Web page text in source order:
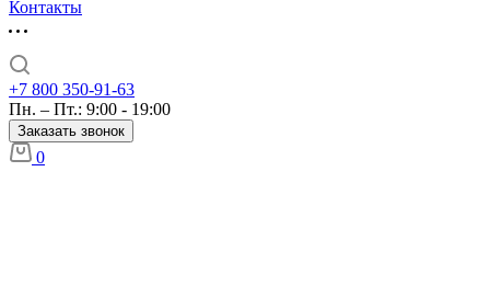
Контакты
+7 800 350-91-63
Пн. – Пт.: 9:00 - 19:00
Заказать звонок
0